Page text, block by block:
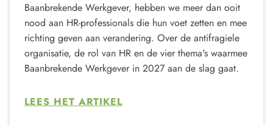
Baanbrekende Werkgever, hebben we meer dan ooit
nood aan HR-professionals die hun voet zetten en mee
richting geven aan verandering. Over de antifragiele
organisatie, de rol van HR en de vier thema's waarmee
Baanbrekende Werkgever in 2027 aan de slag gaat.
LEES HET ARTIKEL